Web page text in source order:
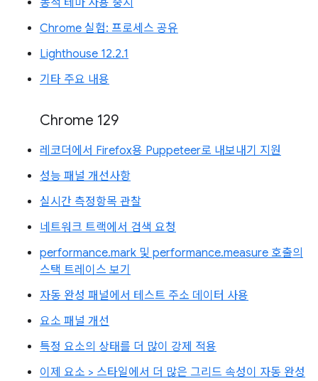
동적 테마 사용 중지
Chrome 실험: 프로세스 공유
Lighthouse 12.2.1
기타 주요 내용
Chrome 129
레코더에서 Firefox용 Puppeteer로 내보내기 지원
성능 패널 개선사항
실시간 측정항목 관찰
네트워크 트랙에서 검색 요청
performance.mark 및 performance.measure 호출의
스택 트레이스 보기
자동 완성 패널에서 테스트 주소 데이터 사용
요소 패널 개선
특정 요소의 상태를 더 많이 강제 적용
이제 요소 > 스타일에서 더 많은 그리드 속성이 자동 완성